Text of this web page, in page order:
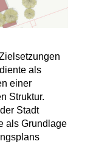
als
einer
Struktur.
Stadt
als Grundlage